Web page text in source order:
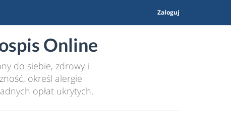
Zaloguj
Online
do siebie, zdrowy i
określ alergie
opłat ukrytych.